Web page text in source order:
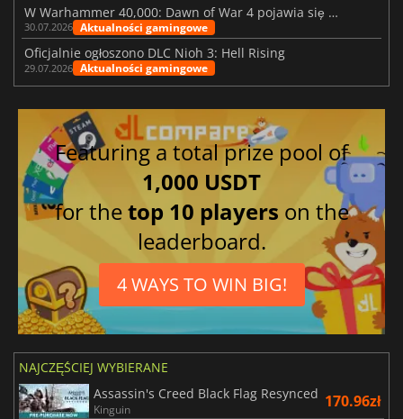
W Warhammer 40,000: Dawn of War 4 pojawia się frakcja Nekronów
30.07.2026 Aktualności gamingowe
Oficjalnie ogłoszono DLC Nioh 3: Hell Rising
29.07.2026 Aktualności gamingowe
Featuring a total prize pool of
1,000 USDT
for thetop 10 players on the
leaderboard.
4 WAYS TO WIN BIG!
NAJCZĘŚCIEJ WYBIERANE
Assassin's Creed Black Flag Resynced
Kinguin 170.96zł